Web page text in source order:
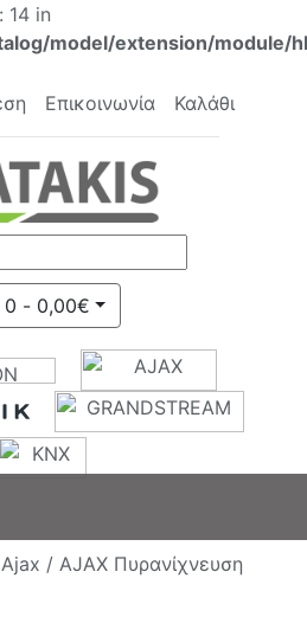
14 in
model/extension/module/
Επικοινωνία Καλάθι
0 - 0,00€
Ajax /AJAX Πυρανίχνευση